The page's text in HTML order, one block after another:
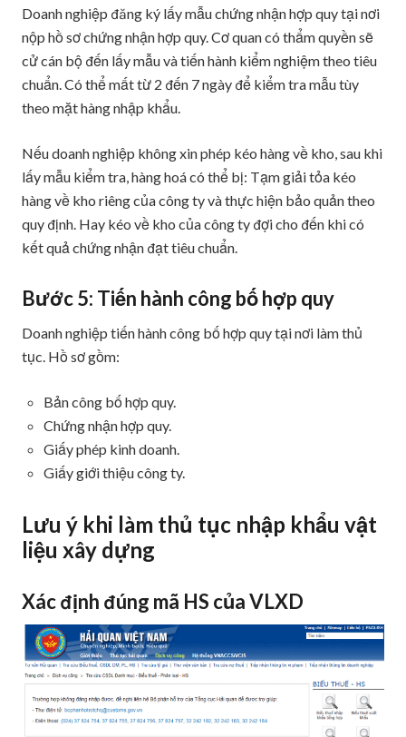
Doanh nghiệp đăng ký lấy mẫu chứng nhận hợp quy tại nơi
nộp hồ sơ chứng nhận hợp quy. Cơ quan có thẩm quyền sẽ
cử cán bộ đến lấy mẫu và tiến hành kiểm nghiệm theo tiêu
chuẩn. Có thể mất từ 2 đến 7 ngày để kiểm tra mẫu tùy
theo mặt hàng nhập khẩu.
Nếu doanh nghiệp không xin phép kéo hàng về kho, sau khi
lấy mẫu kiểm tra, hàng hoá có thể bị: Tạm giải tỏa kéo
hàng về kho riêng của công ty và thực hiện bảo quản theo
quy định. Hay kéo về kho của công ty đợi cho đến khi có
kết quả chứng nhận đạt tiêu chuẩn.
Bước 5: Tiến hành công bố hợp quy
Doanh nghiệp tiến hành công bố hợp quy tại nơi làm thủ
tục. Hồ sơ gồm:
Bản công bố hợp quy.
Chứng nhận hợp quy.
Giấy phép kinh doanh.
Giấy giới thiệu công ty.
Lưu ý khi làm thủ tục nhập khẩu vật
liệu xây dựng
Xác định đúng mã HS của VLXD